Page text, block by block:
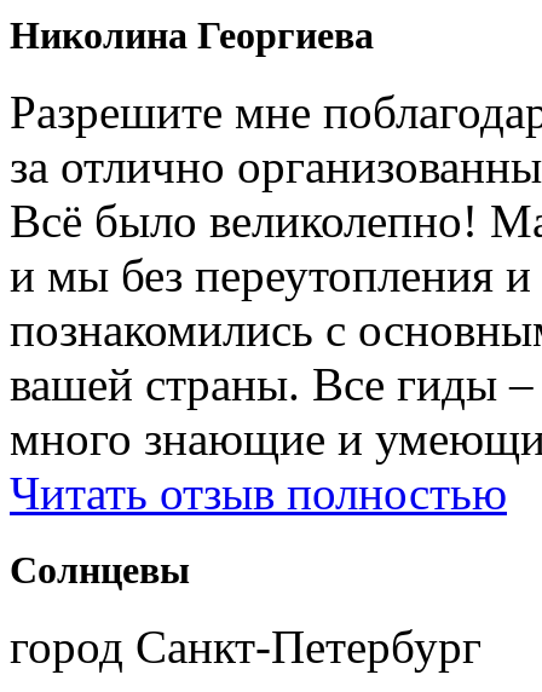
Николина Георгиева
Разрешите мне
за отлично
Всë было великолепно!
и мы без переутопления
познакомились с
вашей страны. Все гиды
много знающие и
Читать отзыв полностью
Солнцевы
город Санкт-Петербург